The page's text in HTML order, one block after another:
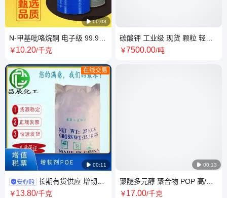
 00:08
N-甲基吡咯烷酮 电子级 99.9%
NMP 高纯 872-50-4 电子清洗
￥10.20/千克
 00:11
在线交易
长期有货供应 增韧剂
POE 塑料 注塑级 进口 陶氏 可
￥13.80/千克
碳酸钾 工业级 现货 颗粒 轻质
584-08-7 玻璃印染用途 添加剂
￥7500.00/吨
 00:13
聚醚多元醇 聚合物 POP 高/慢
回弹 软泡 硬泡 活性 可定制
￥17.00/千克